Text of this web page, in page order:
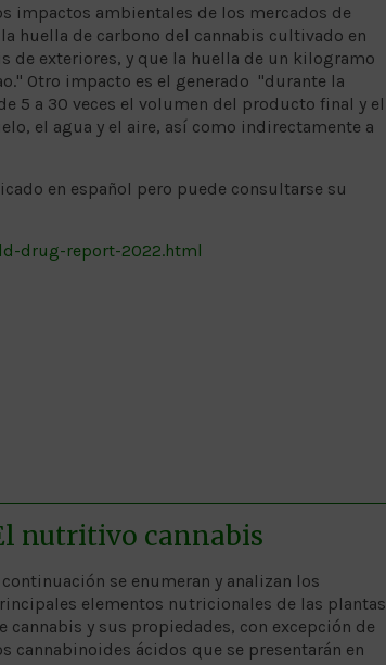
impactos ambientales de los mercados de
huella de carbono del cannabis cultivado en
de exteriores, y que la huella de un kilogramo
Otro impacto es el generado "durante la
5 a 30 veces el volumen del producto final y el
el agua y el aire, así como indirectamente a
en español pero puede consultarse su
drug-report-2022.html
nutritivo cannabis
continuación se enumeran y analizan los
elementos nutricionales de las plantas
cannabis y sus propiedades, con excepción de
cannabinoides ácidos que se presentarán en